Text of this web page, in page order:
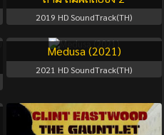
2019 HD SoundTrack(TH)
Medusa (2021)
2021 HD SoundTrack(TH)